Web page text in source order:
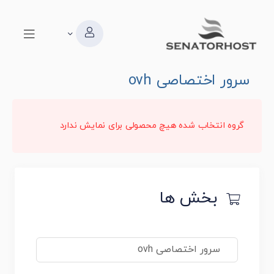
سرور اختصاصی ovh
گروه انتخاب شده هیچ محصولی برای نمایش ندارد
بخش ها